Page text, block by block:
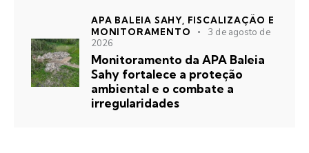
APA BALEIA SAHY, FISCALIZAÇÃO E
MONITORAMENTO
3 de agosto de
2026
Monitoramento da APA Baleia
Sahy fortalece a proteção
ambiental e o combate a
irregularidades